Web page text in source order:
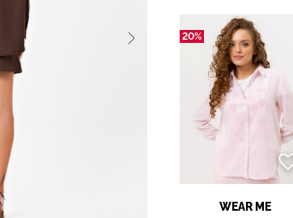
20%
WEAR ME